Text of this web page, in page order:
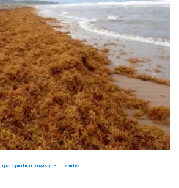
para producir biogás y fertilizantes